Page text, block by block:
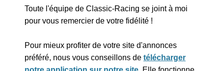
Toute l'équipe de Classic-Racing se joint à moi
pour vous remercier de votre fidélité !
Pour mieux profiter de votre site d'annonces
préféré, nous vous conseillons de télécharger